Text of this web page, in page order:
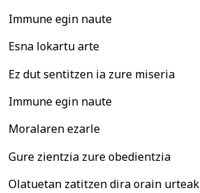
Immune egin naute
Esna lokartu arte
Ez dut sentitzen ia zure miseria
Immune egin naute
Moralaren ezarle
Gure zientzia zure obedientzia
Olatuetan zatitzen dira orain urteak